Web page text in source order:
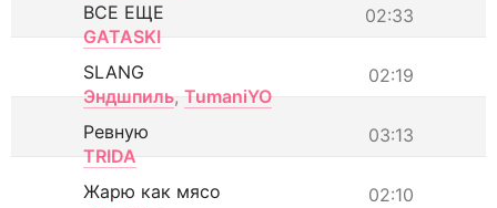
02:33
ВСЕ ЕЩЕ
GATASKI
02:19
SLANG
Эндшпиль, TumaniYO
03:13
Ревную
TRIDA
02:10
Жарю как мясо